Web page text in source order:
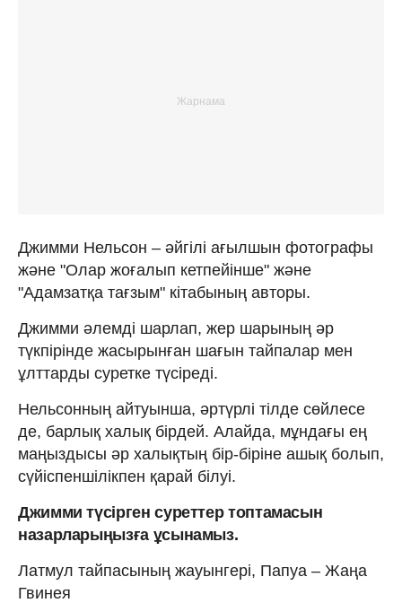
Джимми Нельсон – әйгілі ағылшын фотографы
және "Олар жоғалып кетпейінше" және
"Адамзатқа тағзым" кітабының авторы.
Джимми әлемді шарлап, жер шарының әр
түкпірінде жасырынған шағын тайпалар мен
ұлттарды суретке түсіреді.
Нельсонның айтуынша, әртүрлі тілде сөйлесе
де, барлық халық бірдей. Алайда, мұндағы ең
маңыздысы әр халықтың бір-біріне ашық болып,
сүйіспеншілікпен қарай білуі.
Джимми түсірген суреттер топтамасын
назарларыңызға ұсынамыз.
Латмул тайпасының жауынгері, Папуа – Жаңа
Гвинея